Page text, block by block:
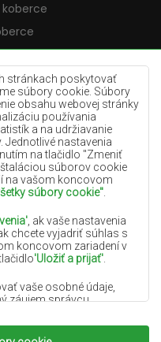
stránkach poskytovať
súbory cookie. Súbory
obsahu webovej stránky
používania
a na udržiavanie
Jednotlivé nastavenia
na tlačidlo "Zmeniť
súborov cookie
na vašom koncovom
súbory cookie"
, ak vaše nastavenia
chcete vyjadriť súhlas s
koncovom zariadení v
'Uložiť a prijať'
vaše osobné údaje,
záujem správcu
služieb na našej
správcu osobných